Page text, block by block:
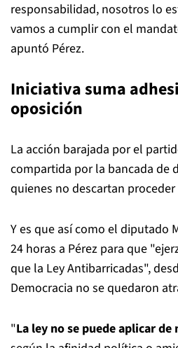
responsabilidad, nosotros lo
vamos a cumplir con el
apuntó Pérez.
Iniciativa suma
oposición
La acción barajada por el
compartida por la bancada de
quienes no descartan
Y es que así como el diputado
24 horas a Pérez para que
que la Ley Antibarricadas",
Democracia no se quedaron
"La ley no se puede aplicar